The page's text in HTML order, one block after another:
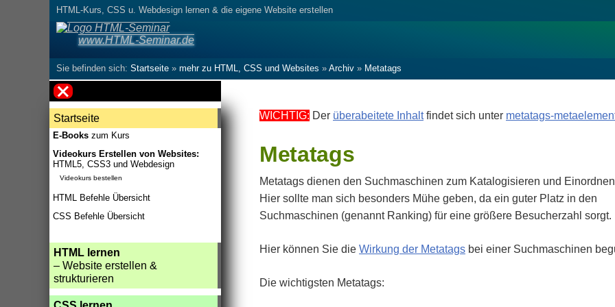
www.HTML-Seminar.de
HTML-Kurs, CSS u. Webdesign lernen & die eigene Website erstellen
Sie befinden sich: Startseite » mehr zu HTML, CSS und Websites » Archiv » Metatags
WICHTIG: Der überabeitete Inhaltfindet sich unter metatags-
Metatags
Metatags dienen den Suchmaschinen zum Katalogisieren und
Hier sollte man sich besonders Mühe geben, da ein guter Platz in den
Suchmaschinen (genannt Ranking) für eine größere Besucherzahl sorgt.
Hier können Sie die Wirkung der Metatags bei einer Suchmaschinen
Die wichtigsten Metatags:
Startseite
E-Books zum Kurs
Videokurs Erstellen von Websites:
HTML5, CSS3 und Webdesign
Videokurs bestellen
HTML Befehle Übersicht
CSS Befehle Übersicht
HTML lernen
– Website erstellen &
strukturieren